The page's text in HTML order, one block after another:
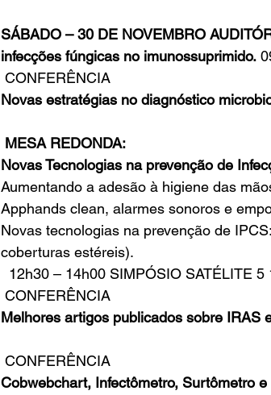
SÁBADO – 30 DE NOVEMBRO
infecções fúngicas no imunossuprimido.
CONFERÊNCIA
Novas estratégias no diagnóstico
MESA REDONDA:
Novas Tecnologias na prevenção de
Aumentando a adesão à higiene das
Apphands clean, alarmes sonoros e
Novas tecnologias na prevenção de
coberturas estéreis).
12h30 – 14h00 SIMPÓSIO SATÉLITE 5
CONFERÊNCIA
Melhores artigos publicados sobre IRAS
CONFERÊNCIA
Cobwebchart, Infectômetro, Surtômetro